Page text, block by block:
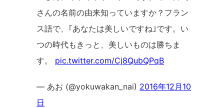
さんの名前の由来知っていますか？フラン
ス語で、｢あなたは美しいですね｣です。い
つの時代もきっと、美しいものは勝ちま
す。 pic.twitter.com/Cj8QubQPqB
— あお (@yokuwakan_nai) 2016年12月10
日